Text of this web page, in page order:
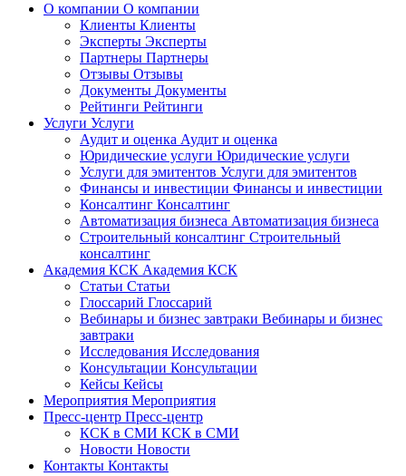
О компании О компании
Клиенты Клиенты
Эксперты Эксперты
Партнеры Партнеры
Отзывы Отзывы
Документы Документы
Рейтинги Рейтинги
Услуги Услуги
Аудит и оценка Аудит и оценка
Юридические услуги Юридические услуги
Услуги для эмитентов Услуги для эмитентов
Финансы и инвестиции Финансы и инвестиции
Консалтинг Консалтинг
Автоматизация бизнеса Автоматизация бизнеса
Строительный консалтинг Строительный
консалтинг
Академия КСК Академия КСК
Статьи Статьи
Глоссарий Глоссарий
Вебинары и бизнес завтраки Вебинары и бизнес
завтраки
Исследования Исследования
Консультации Консультации
Кейсы Кейсы
Мероприятия Мероприятия
Пресс-центр Пресс-центр
КСК в СМИ КСК в СМИ
Новости Новости
Контакты Контакты